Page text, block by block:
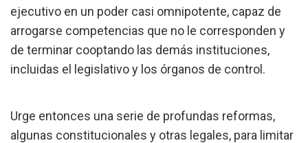
ejecutivo en un poder casi omnipotente, capaz de
arrogarse competencias que no le corresponden y
de terminar cooptando las demás instituciones,
incluidas el legislativo y los órganos de control.
Urge entonces una serie de profundas reformas,
algunas constitucionales y otras legales, para limitar